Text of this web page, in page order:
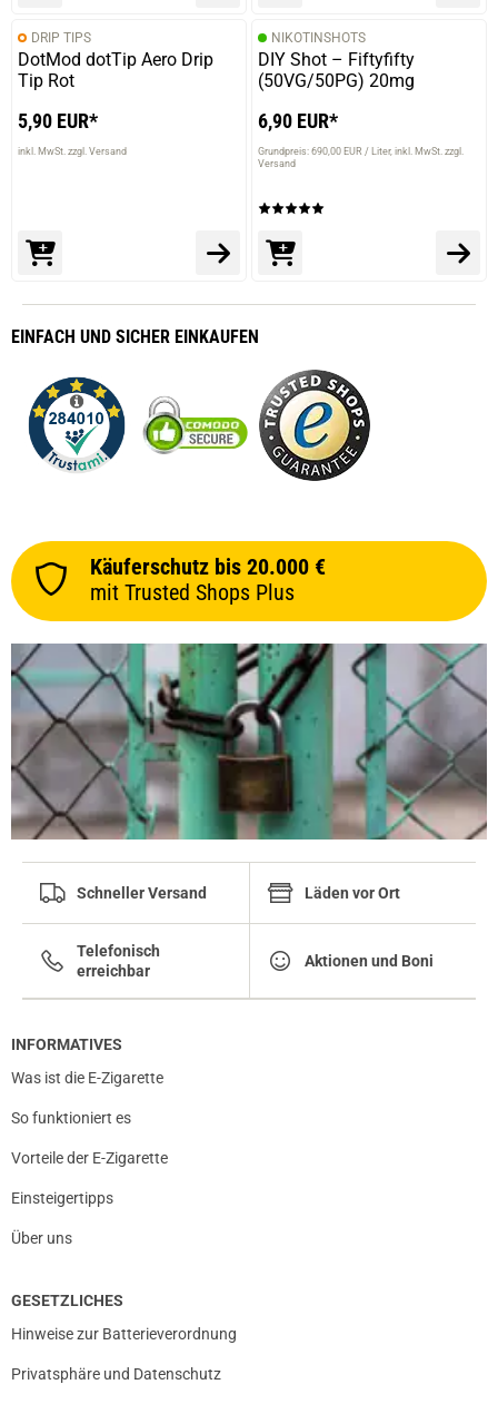
DRIP TIPS
DotMod dotTip Aero Drip
Tip Rot
5,90 EUR*
inkl. MwSt. zzgl. Versand
NIKOTINSHOTS
DIY Shot – Fiftyfifty
(50VG/50PG) 20mg
6,90 EUR*
Grundpreis: 690,00 EUR / Liter inkl. MwSt. zzgl.
Versand
EINFACH UND SICHER EINKAUFEN
Käuferschutz bis 20.000 €
mit Trusted Shops Plus
Schneller Versand Läden vor Ort
Telefonisch
erreichbar
Aktionen und Boni
INFORMATIVES
Was ist die E-Zigarette
So funktioniert es
Vorteile der E-Zigarette
Einsteigertipps
Über uns
GESETZLICHES
Hinweise zur Batterieverordnung
Privatsphäre und Datenschutz